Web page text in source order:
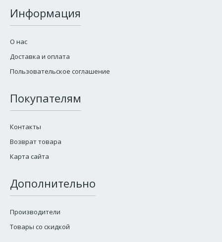
Информация
О нас
Доставка и оплата
Пользовательское соглашение
Покупателям
Контакты
Возврат товара
Карта сайта
Дополнительно
Производители
Товары со скидкой